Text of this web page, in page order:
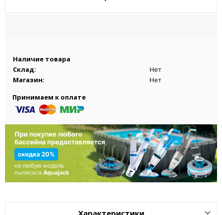
Наличие товара
Склад:
Нет
Магазин:
Нет
Принимаем к оплате
Характеристики